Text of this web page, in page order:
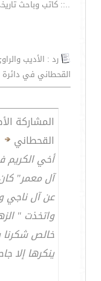
..:: كاتب وباحث
رد : الأديب
القحطاني في دائرة
المشاركة
القحطاني
أخي
آل معمر"
عن آل ناجي
واتخذت "
خالص شكرنا
ينكرها إلا